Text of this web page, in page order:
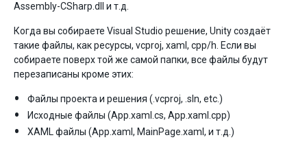
Assembly-CSharp.dll и т.д.
Когда вы собираете Visual Studio решение, Unity создаёт
такие файлы, как ресурсы, vcproj, xaml, cpp/h. Если вы
собираете поверх той же самой папки, все файлы будут
перезаписаны кроме этих:
Файлы проекта и решения (.vcproj, .sln, etc.)
Исходные файлы (App.xaml.cs, App.xaml.cpp)
XAML файлы (App.xaml, MainPage.xaml, и т.д.)